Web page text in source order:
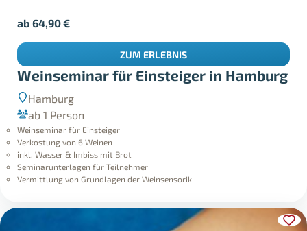
Weinseminar für Einsteiger in Hamburg
Hamburg
ab 1 Person
Weinseminar für Einsteiger
Verkostung von 6 Weinen
inkl. Wasser & Imbiss mit Brot
Seminarunterlagen für Teilnehmer
Vermittlung von Grundlagen der Weinsensorik
ab64,90€
ZUM ERLEBNIS